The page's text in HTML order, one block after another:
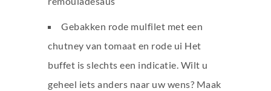
Gebakken rode mulfilet met een
chutney van tomaat en rode ui Het
buffet is slechts een indicatie. Wilt u
geheel iets anders naar uw wens? Maak